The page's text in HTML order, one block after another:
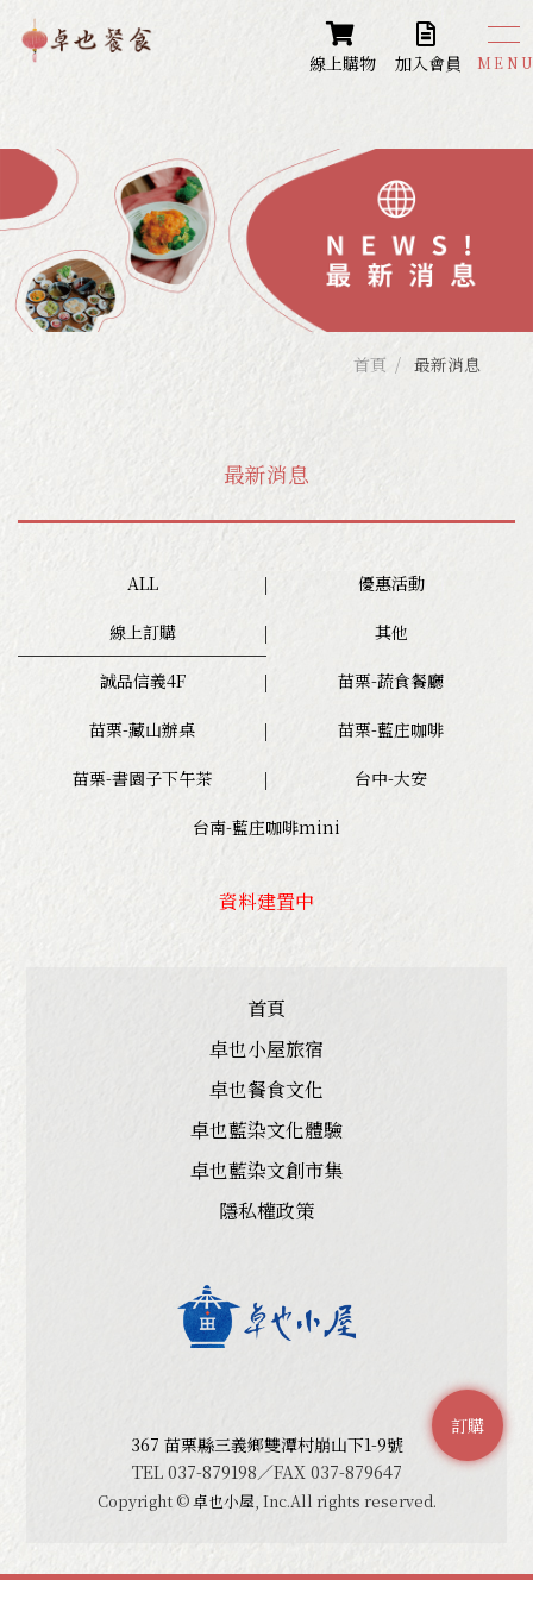
線上購物 加入會員
卓也餐食
苗栗-藍庄咖啡
苗栗-卓也書園子
台中-大安餐廳
About Restaurant
小農食材
首頁 最新消息
最新消息
ALL 優惠活動
線上訂購 其他
誠品信義4F 苗栗-蔬食餐廳
苗栗-藏山辦桌 苗栗-藍庄咖啡
苗栗-書園子下午茶 台中-大安
台南-藍庄咖啡mini
資料建置中
首頁
卓也小屋旅宿
卓也餐食文化
卓也藍染文化體驗
卓也藍染文創市集
隱私權政策
367 苗栗縣三義鄉雙潭村崩山下1-9號
TEL 037-879198／FAX 037-879647
Copyright ©卓也小屋, Inc.All rights reserved.
訂購